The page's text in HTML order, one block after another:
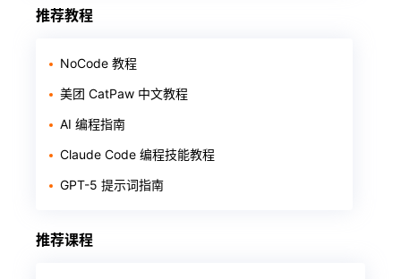
推荐教程
NoCode 教程
美团 CatPaw 中文教程
AI 编程指南
Claude Code 编程技能教程
GPT-5 提示词指南
推荐课程